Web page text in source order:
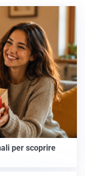
per scoprire